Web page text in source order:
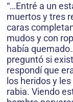
“…Entré a un
muertos y tres
caras
mudos y con
había
preguntó si
respondí que
los heridos y
rabia. Viendo